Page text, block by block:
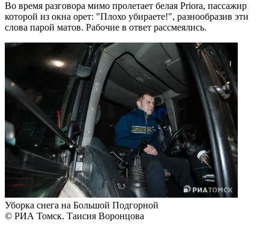
Во время разговора мимо пролетает белая Priora, пассажир
которой из окна орет: "Плохо убираете!", разнообразив эти
слова парой матов. Рабочие в ответ рассмеялись.
Уборка снега на Большой Подгорной
© РИА Томск. Таисия Воронцова